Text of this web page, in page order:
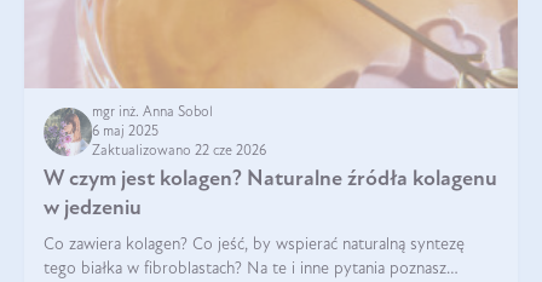
mgr inż. Anna Sobol
6 maj 2025
Zaktualizowano 22 cze 2026
W czym jest kolagen? Naturalne źródła kolagenu
w jedzeniu
Co zawiera kolagen? Co jeść, by wspierać naturalną syntezę
tego białka w fibroblastach? Na te i inne pytania poznasz